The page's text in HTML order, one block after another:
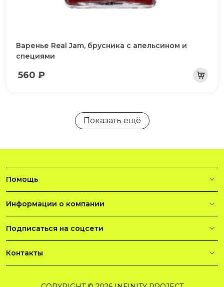
Варенье Real Jam, брусника с апельсином и
специями
560 ₽
Показать ещё
Помощь
Информации о компании
Подписаться на соцсети
Контакты